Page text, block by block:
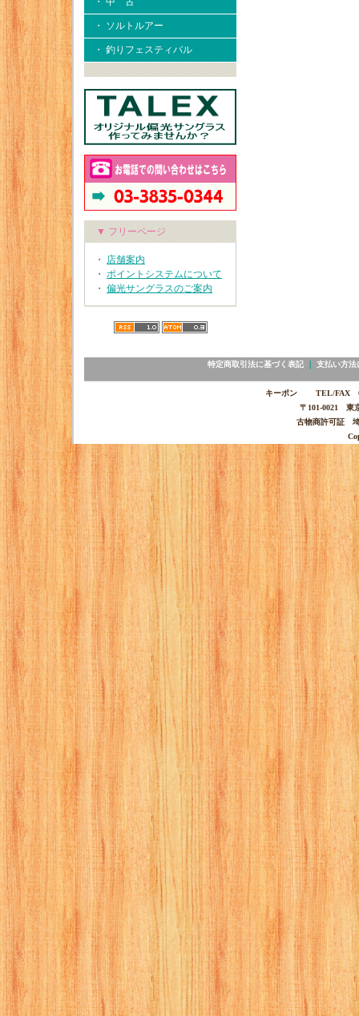
・ ソルトルアー
・ 釣りフェスティバル
▼ フリーページ
・ 店舗案内
・ ポイントシステムについて
・ 偏光サングラスのご案内
特定商取引法に基づく表記｜ 支払い方法
キーポン TEL/FAX
〒101-0021 東
古物商許可証